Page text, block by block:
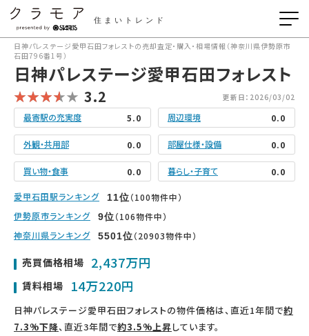
住まいトレンド
日神パレステージ愛甲石田フォレストの売却査定・購入・相場情報（神奈川県伊勢原市
石田796番1号）
日神パレステージ愛甲石田フォレスト
3.2 更新日：2026/03/02
最寄駅の充実度 5.0 周辺環境 0.0
外観・共用部 0.0 部屋仕様・設備 0.0
買い物・食事 0.0 暮らし・子育て 0.0
愛甲石田駅ランキング 11位（100物件中）
伊勢原市ランキング
9位（106物件中）
神奈川県ランキング
5501位（20903物件中）
売買価格相場 2,437万円
賃料相場 14万220円
日神パレステージ愛甲石田フォレストの物件価格は、直近1年間で約
7.3%下降、直近3年間で約3.5%上昇しています。